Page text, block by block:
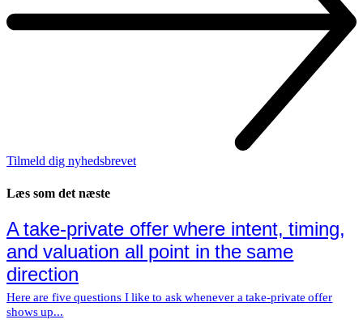
Tilmeld dig nyhedsbrevet
Læs som det næste
A take-private offer where intent, timing,
and valuation all point in the same
direction
Here are five questions I like to ask whenever a take-private offer
shows up...